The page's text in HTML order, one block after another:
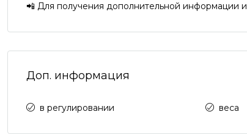
📲 Для получения дополнительной информации
Доп. информация
в регулировании веса